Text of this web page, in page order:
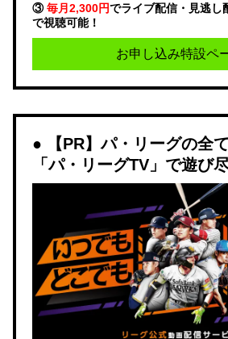
③毎月2,300円でライブ配信・見逃し
で視聴可能！
お申し込み特設ペ
【PR】パ・リーグの全
「パ・リーグTV」で遊び